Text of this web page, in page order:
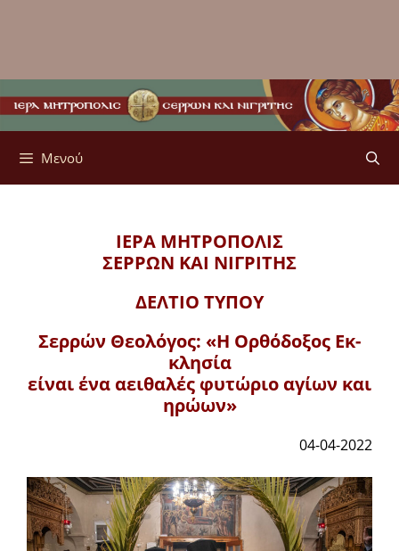
Μενού
ΙΕΡΑ ΜΗΤΡΟΠΟΛΙΣ
ΣΕΡΡΩΝ ΚΑΙ ΝΙΓΡΙΤΗΣ
ΔΕΛΤΙΟ ΤΥΠΟΥ
Σερρών Θεολόγος: «Η Ορθόδοξος Εκ­
κλησία
είναι ένα αειθαλές φυτώριο αγίων και
ηρώων»
04-04-2022